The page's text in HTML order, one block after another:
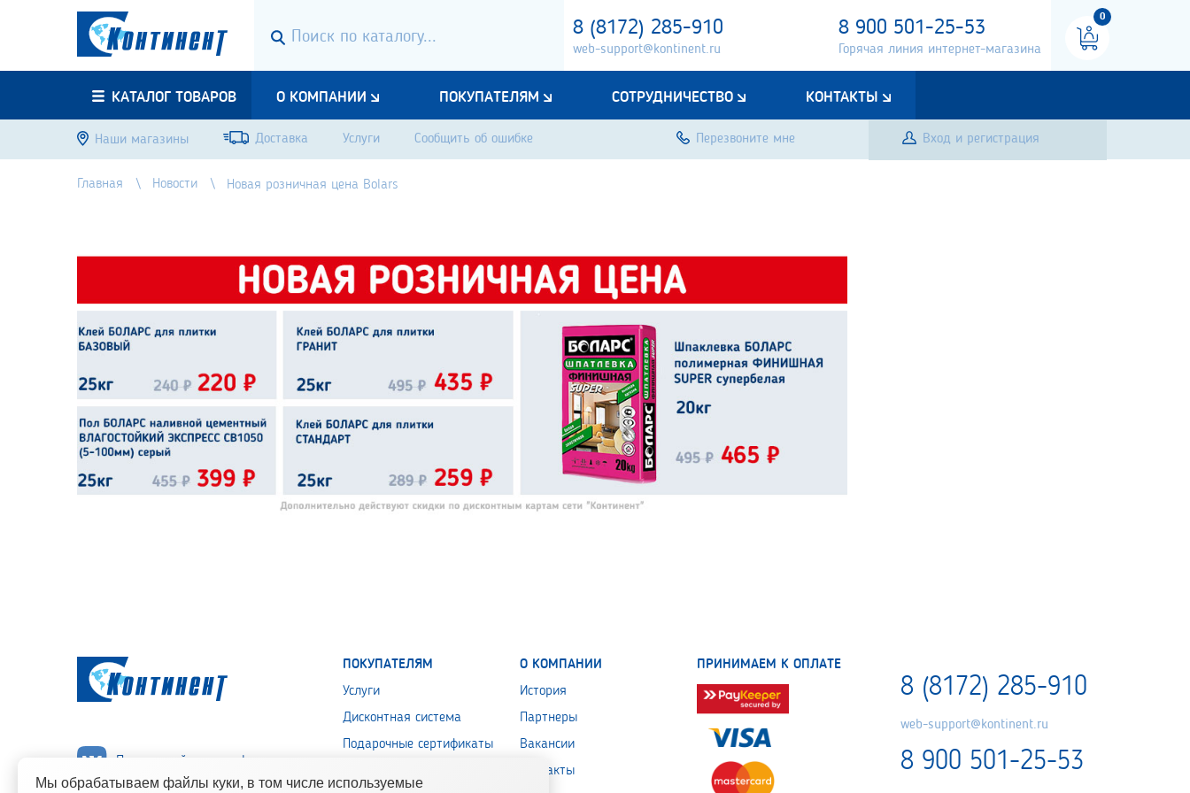
8 (8172) 285-910
web-support@kontinent.ru
8 900 501-25-53
Горячая линия интернет-магазина
0
КАТАЛОГ ТОВАРОВ О КОМПАНИИ ПОКУПАТЕЛЯМ СОТРУДНИЧЕСТВО КОНТАКТЫ
Наши магазины Доставка Услуги Сообщить об ошибке Перезвоните мне Вход и регистрация
Главная Новости Новая розничная цена Bolars
Подписывайся на нас!
ПОКУПАТЕЛЯМ
Услуги
Дисконтная система
Подарочные сертификаты
персональных данных
О КОМПАНИИ
История
Партнеры
Вакансии
Контакты
ПРИНИМАЕМ К ОПЛАТЕ
8 (8172) 285-910
web-support@kontinent.ru
8 900 501-25-53
Мы обрабатываем файлы куки, в том числе используемые